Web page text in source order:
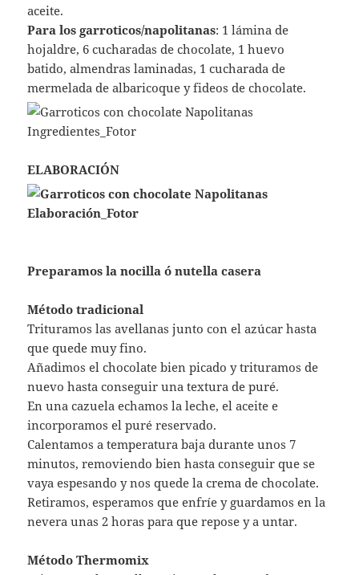
aceite.
Para los garroticos/napolitanas: 1 lámina de
hojaldre, 6 cucharadas de chocolate, 1 huevo
batido, almendras laminadas, 1 cucharada de
mermelada de albaricoque y fideos de chocolate.
ELABORACIÓN
Preparamos la nocilla ó nutella casera
Método tradicional
Trituramos las avellanas junto con el azúcar hasta
que quede muy fino.
Añadimos el chocolate bien picado y trituramos de
nuevo hasta conseguir una textura de puré.
En una cazuela echamos la leche, el aceite e
incorporamos el puré reservado.
Calentamos a temperatura baja durante unos 7
minutos, removiendo bien hasta conseguir que se
vaya espesando y nos quede la crema de chocolate.
Retiramos, esperamos que enfríe y guardamos en la
nevera unas 2 horas para que repose y a untar.
Método Thermomix